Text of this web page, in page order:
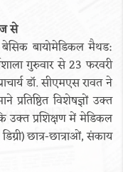
से
बेसिक बायोमेडिकल मैथड:
गुरुवार से 23 फरवरी
डॉ. सीएमएस रावत ने
विशेषज्ञों उक्त
उक्त प्रशिक्षण में मेडिकल
छात्र-छात्राओं, संकाय